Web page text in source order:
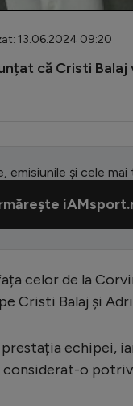
13.06.2024 09:20
că Cristi
emisiunile și cele
celor de la
Cristi Balaj și
echipei,
considerat-o